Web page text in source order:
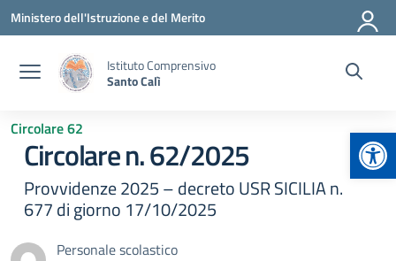
Vai ai contenuti
Vai al menu di navigazione
Vai al footer
Ministero dell'Istruzione e del Merito
Istituto Comprensivo
Santo Calì
Circolare 62
Circolare n. 62/2025
Provvidenze 2025 – decreto USR SICILIA n.
677 di giorno 17/10/2025
Personale scolastico